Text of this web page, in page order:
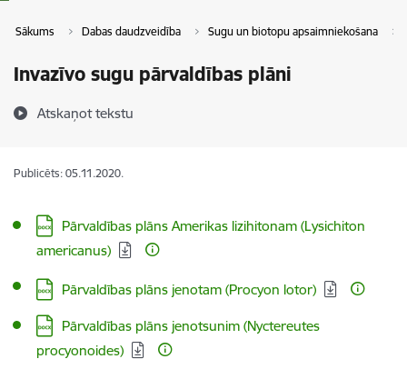
Sākums Dabas daudzveidība Sugu un biotopu apsaimniekošana
Invazīvo sugu pārvaldības plāni
Atskaņot tekstu
Publicēts: 05.11.2020.
Lejupielādēt:
Pārvaldības plāns Amerikas lizihitonam (Lysichiton
americanus)
Lejupielādēt:
Pārvaldības plāns jenotam (Procyon lotor)
Lejupielādēt:
Pārvaldības plāns jenotsunim (Nyctereutes
procyonoides)